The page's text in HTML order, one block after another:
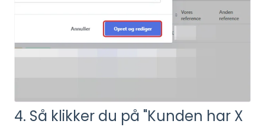
4. Så klikker du på "Kunden har X